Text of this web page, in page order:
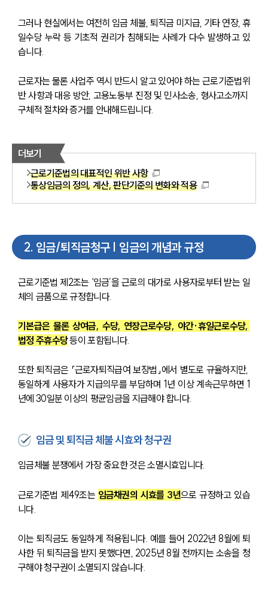
그러나 현실에서는 여전히 임금 체불, 퇴직금 미지급, 기타 연장, 휴
일수당 누락 등 기초적 권리가 침해되는 사례가 다수 발생하고 있
습니다.
근로자는 물론 사업주 역시 반드시 알고 있어야 하는 근로기준법위
반 사항과 대응 방안, 고용노동부 진정 및 민사소송, 형사고소까지
구체적 절차와 증거를 안내해드립니다.
더보기
근로기준법의 대표적인 위반 사항
통상임금의 정의, 계산, 판단기준의 변화와 적용
2. 임금/퇴직금청구 | 임금의 개념과 규정
근로기준법 제2조는 ‘임금’을 근로의 대가로 사용자로부터 받는 일
체의 금품으로 규정합니다.
기본급은 물론 상여금, 수당, 연장근로수당, 야간·휴일근로수당,
법정 주휴수당 등이 포함됩니다.
또한 퇴직금은 「근로자퇴직급여 보장법」에서 별도로 규율하지만,
동일하게 사용자가 지급의무를 부담하며 1년 이상 계속근무하면 1
년에 30일분 이상의 평균임금을 지급해야 합니다.
임금 및 퇴직금 체불 시효와 청구권
임금체불 분쟁에서 가장 중요한 것은 소멸시효입니다.
근로기준법 제49조는 임금채권의 시효를 3년으로 규정하고 있습
니다.
이는 퇴직금도 동일하게 적용됩니다. 예를 들어 2022년 8월에 퇴
사한 뒤 퇴직금을 받지 못했다면, 2025년 8월 전까지는 소송을 청
구해야 청구권이 소멸되지 않습니다.